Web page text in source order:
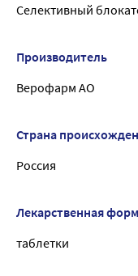
Селективный
Производитель
Верофарм АО
Страна
Россия
Лекарственная
таблетки